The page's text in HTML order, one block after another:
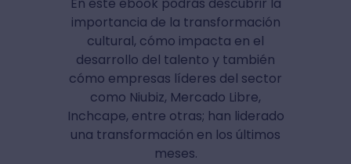
En este ebook podrás descubrir la
importancia de la transformación
cultural, cómo impacta en el
desarrollo del talento y también
cómo empresas líderes del sector
como Niubiz, Mercado Libre,
Inchcape, entre otras; han liderado
una transformación en los últimos
meses.